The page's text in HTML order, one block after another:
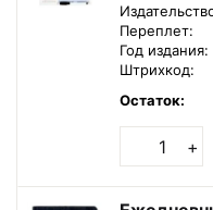
Переплет:
Год издания:
Штрихкод:
Остаток:
+